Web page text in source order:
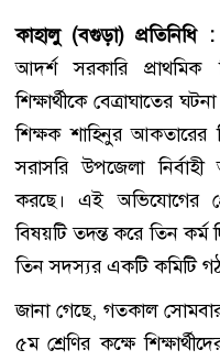
কাহালু (বগুড়া) প্রতিনিধি :
আদর্শ সরকারি প্রাথমিক
শিক্ষার্থীকে বেত্রাঘাতের
শিক্ষক শাহিনুর আকতারের
সরাসরি উপজেলা
করছে। এই অভিযোগের
বিষয়টি তদন্ত করে তিন কর্ম
তিন সদস্যর একটি কমিটি
জানা গেছে, গতকাল
৫ম শ্রেণির কক্ষে